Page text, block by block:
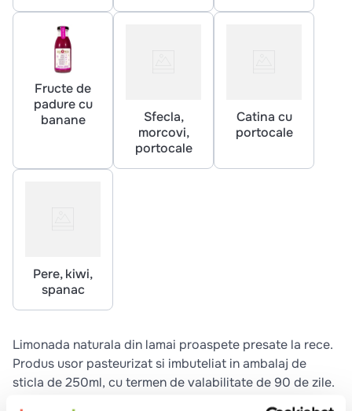
Fructe de
padure cu
banane
Sfecla,
morcovi,
portocale
Catina cu
portocale
Pere, kiwi,
spanac
Limonada naturala din lamai proaspete presate la rece.
Produs usor pasteurizat si imbuteliat in ambalaj de
sticla de 250ml, cu termen de valabilitate de 90 de zile.